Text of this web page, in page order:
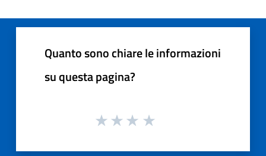
Quanto sono chiare le informazioni
su questa pagina?